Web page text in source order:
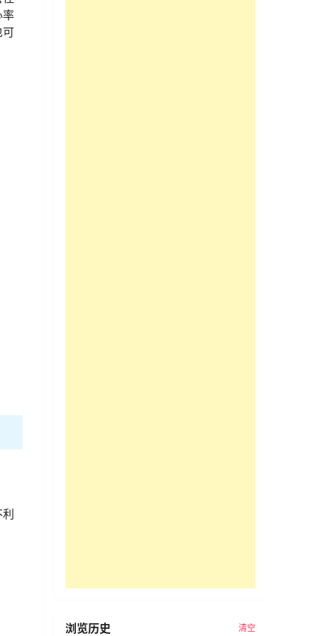
率
可
浏览历史 清空